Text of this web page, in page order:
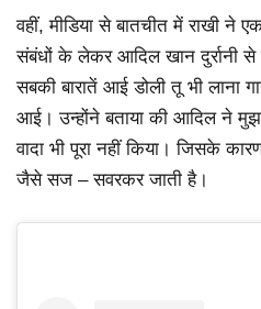
वहीं, मीडिया से बातचीत में राखी ने
संबंधों के लेकर आदिल खान दुर्रानी से
सबकी बारातें आई डोली तू भी लाना
आई। उन्होंने बताया की आदिल ने
वादा भी पूरा नहीं किया। जिसके
जैसे सज – सवरकर जाती है।